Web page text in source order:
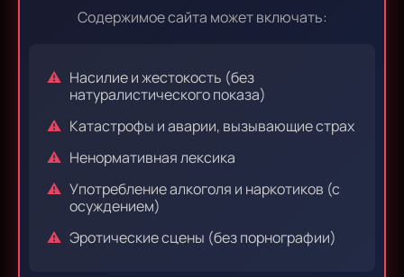
Содержимое сайта может включать:
Насилие и жестокость (без
натуралистического показа)
Катастрофы и аварии, вызывающие страх
Ненормативная лексика
Употребление алкоголя и наркотиков (с
осуждением)
Эротические сцены (без порнографии)